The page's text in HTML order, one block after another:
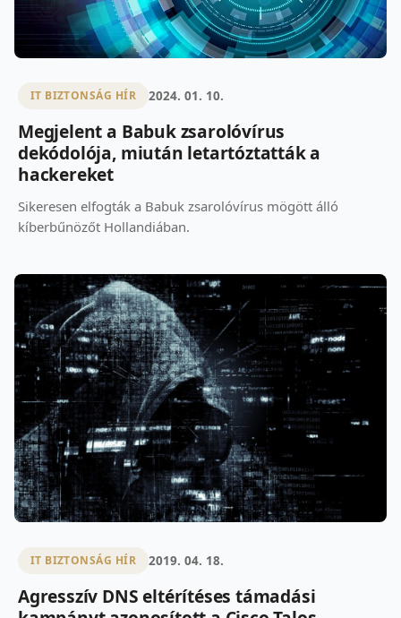
IT BIZTONSÁG HÍR 2024. 01. 10.
Megjelent a Babuk zsarolóvírus
dekódolója, miután letartóztatták a
hackereket
Sikeresen elfogták a Babuk zsarolóvírus mögött álló
kíberbűnözőt Hollandiában.
IT BIZTONSÁG HÍR 2019. 04. 18.
Agresszív DNS eltérítéses támadási